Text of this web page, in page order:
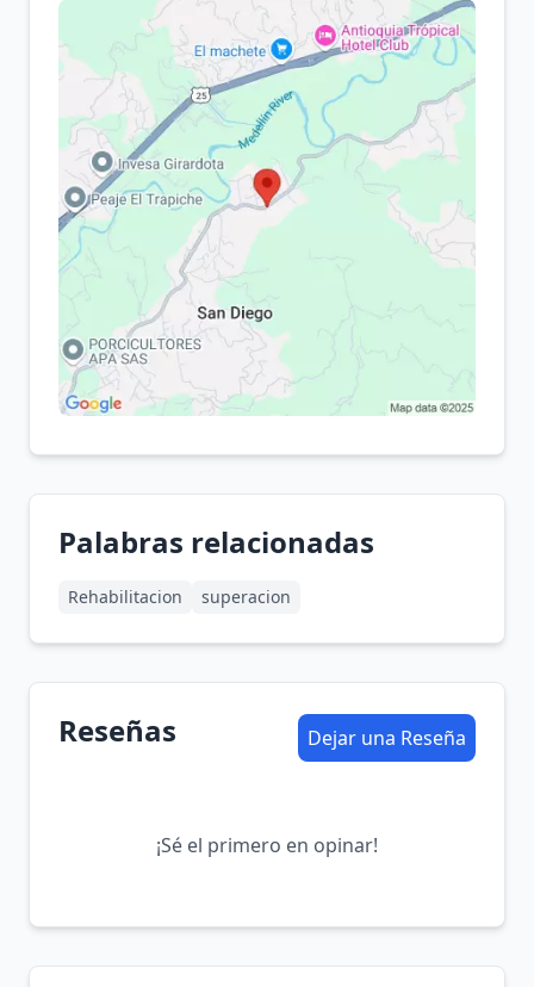
Palabras relacionadas
Rehabilitacion superacion
Reseñas Dejar una Reseña
¡Sé el primero en opinar!